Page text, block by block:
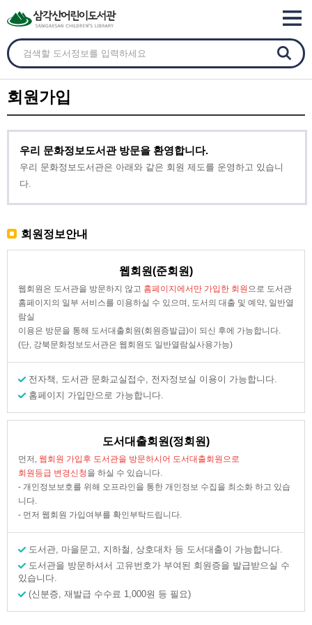
회원가입
우리 문화정보도서관 방문을 환영합니다.
우리 문화정보도서관은 아래와 같은 회원 제도를 운영하고 있습니
다.
회원정보안내
웹회원(준회원)
웹회원은 도서관을 방문하지 않고 홈페이지에서만 가입한 회원 으로 도서관
홈페이지의 일부 서비스를 이용하실 수 있으며, 도서의 대출 및 예약, 일반열
람실
이용은 방문을 통해 도서대출회원(회원증발급)이 되신 후에 가능합니다.
(단, 강북문화정보도서관은 웹회원도 일반열람실사용가능)
전자책, 도서관 문화교실접수, 전자정보실 이용이 가능합니다.
홈페이지 가입만으로 가능합니다.
도서대출회원(정회원)
먼저, 웹회원 가입후 도서관을 방문하시어 도서대출회원으로
회원등급 변경신청을 하실 수 있습니다.
- 개인정보보호를 위해 오프라인을 통한 개인정보 수집을 최소화 하고 있습
니다.
- 먼저 웹회원 가입여부를 확인부탁드립니다.
도서관, 마을문고, 지하철, 상호대차 등 도서대출이 가능합니다.
도서관을 방문하셔서 고유번호가 부여된 회원증을 발급받으실 수
있습니다.
(신분증, 재발급 수수료 1,000원 등 필요)